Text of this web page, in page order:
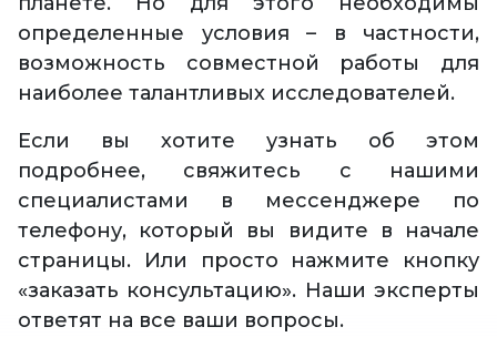
определенные условия – в частности,
возможность совместной работы для
наиболее талантливых исследователей.
Если вы хотите узнать об этом
подробнее, свяжитесь с нашими
специалистами в мессенджере по
телефону, который вы видите в начале
страницы. Или просто нажмите кнопку
«заказать консультацию». Наши эксперты
ответят на все ваши вопросы.